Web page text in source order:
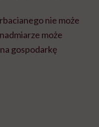
nie może
może
gospodarkę